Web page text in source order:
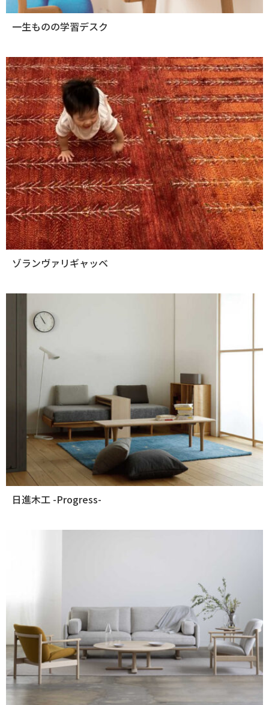
一生ものの学習デスク
ゾランヴァリギャッベ
日進木工 -Progress-